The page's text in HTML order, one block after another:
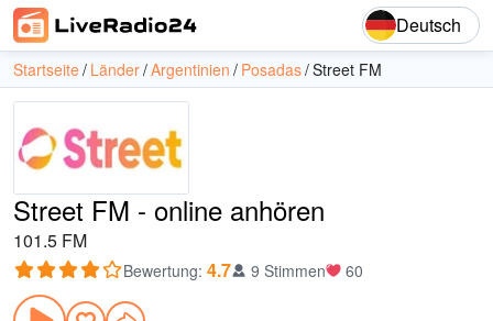
Deutsch
Startseite Länder Argentinien Posadas Street FM
Street FM - online anhören
101.5 FM
Bewertung: 4.7 9 Stimmen 60